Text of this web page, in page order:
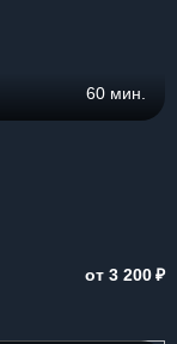
60 мин.
от 3 200₽